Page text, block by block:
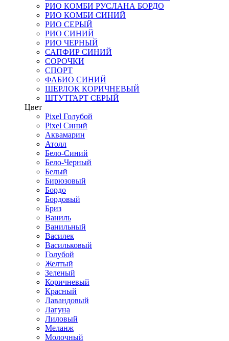
РИО КОМБИ РУСЛАНА БОРДО
РИО КОМБИ СИНИЙ
РИО СЕРЫЙ
РИО СИНИЙ
РИО ЧЕРНЫЙ
САПФИР СИНИЙ
СОРОЧКИ
СПОРТ
ФАБИО СИНИЙ
ШЕРЛОК КОРИЧНЕВЫЙ
ШТУТГАРТ СЕРЫЙ
Цвет
Pixel Голубой
Pixel Синий
Аквамарин
Атолл
Бело-Синий
Бело-Черный
Белый
Бирюзовый
Бордо
Бордовый
Бриз
Ваниль
Ванильный
Василек
Васильковый
Голубой
Желтый
Зеленый
Коричневый
Красный
Лавандовый
Лагуна
Лиловый
Меланж
Молочный